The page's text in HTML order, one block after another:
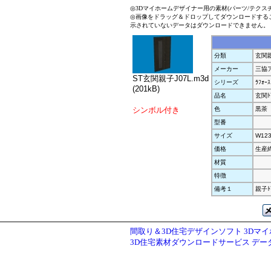
◎3Dマイホームデザイナー用の素材(パーツ/テクス
◎画像をドラッグ＆ドロップしてダウンロードす
示されていないデータはダウンロードできません。
ST玄関親子J07L.m3d
(201kB)
シンボル付き
分類
玄関
メーカー
三協
シリーズ
ﾗﾌｫｰ
品名
玄関ﾄ
色
黒茶
型番
サイズ
価格
生産
材質
特徴
備考１
親子ﾄ
間取り＆3D住宅デザインソフト 3Dマ
3D住宅素材ダウンロードサービス デー